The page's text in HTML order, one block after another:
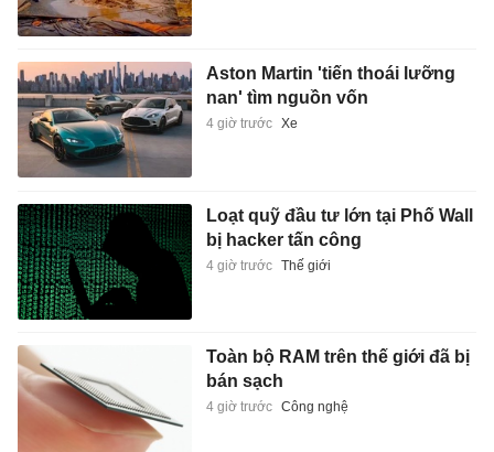
Aston Martin 'tiến thoái lưỡng
nan' tìm nguồn vốn
4 giờ trước Xe
Loạt quỹ đầu tư lớn tại Phố Wall
bị hacker tấn công
4 giờ trước Thế giới
Toàn bộ RAM trên thế giới đã bị
bán sạch
4 giờ trước Công nghệ